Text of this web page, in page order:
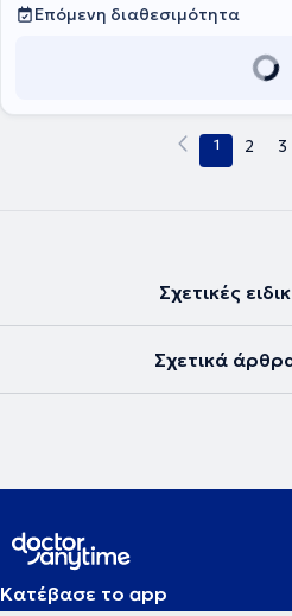
εξειδικευτεί στην
του Λονδίνου, όπου διετέλεσε μέλος
Κατώτερου Ουροποιητικού
και Ρομποτική Χειρουργική στο
Πανεπιστήμιο Αθηνών. Διαθέτει
όπως η πρόπτωση πυελικών
κακώσεις περινέου. Έχει
ιατρικών συνεδρίων στην Ελλάδα
Τέλος, αποτέλεσε μέλος της
έκδοσης του ‘’Textbook of Female
Επόμενη διαθεσιμότητα
1 2 3
Σχετικές
Σχετικά
Κατέβασε το app